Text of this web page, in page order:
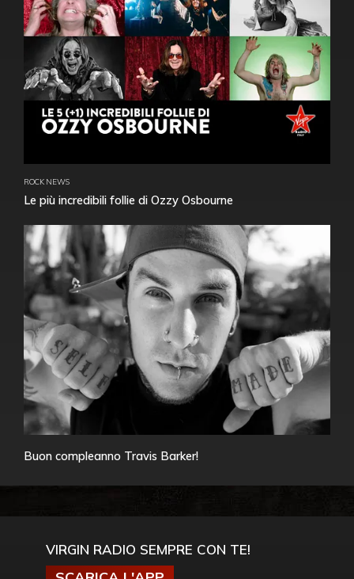
ROCK NEWS
Le più incredibili follie di Ozzy Osbourne
Buon compleanno Travis Barker!
VIRGIN RADIO SEMPRE CON TE!